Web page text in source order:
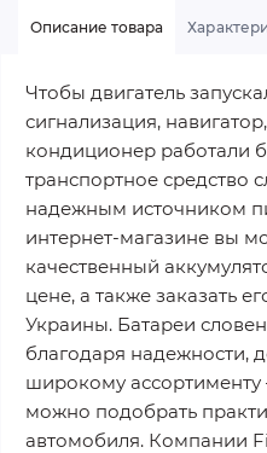
Описание товара
Чтобы двигатель
сигнализация,
кондиционер работали
транспортное средство
надежным источником
интернет-магазине вы
качественный
цене, а также заказать
Украины. Батареи
благодаря надежности,
широкому
можно подобрать
автомобиля. Компании